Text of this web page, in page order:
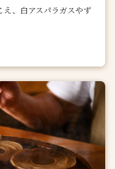
、白アスパラガスやず